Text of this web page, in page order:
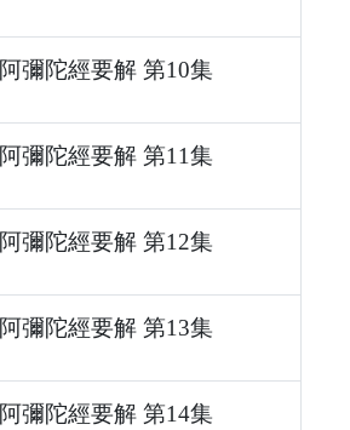
阿彌陀經要解 第10集
阿彌陀經要解 第11集
阿彌陀經要解 第12集
阿彌陀經要解 第13集
阿彌陀經要解 第14集